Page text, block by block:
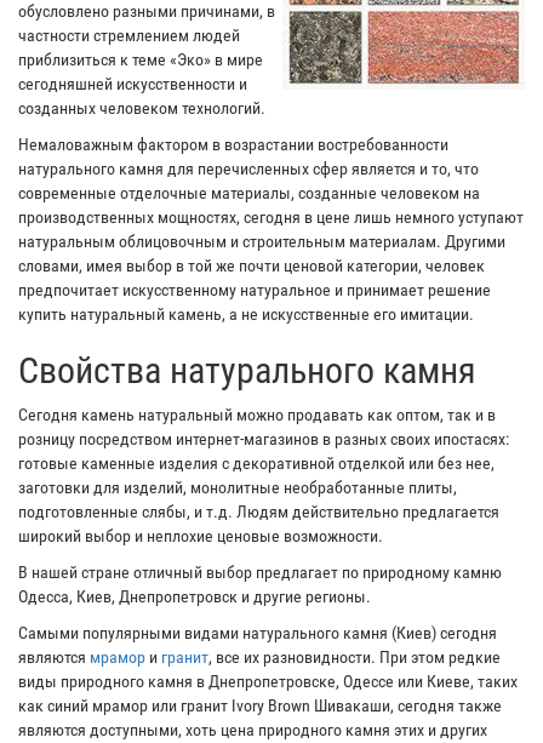
обусловлено разными причинами, в
частности стремлением людей
приблизиться к теме «Эко» в мире
сегодняшней искусственности и
созданных человеком технологий.
Немаловажным фактором в возрастании востребованности
натурального камня для перечисленных сфер является и то, что
современные отделочные материалы, созданные человеком на
производственных мощностях, сегодня в цене лишь немного уступают
натуральным облицовочным и строительным материалам. Другими
словами, имея выбор в той же почти ценовой категории, человек
предпочитает искусственному натуральное и принимает решение
купить натуральный камень, а не искусственные его имитации.
Свойства натурального камня
Сегодня камень натуральный можно продавать как оптом, так и в
розницу посредством интернет-магазинов в разных своих ипостасях:
готовые каменные изделия с декоративной отделкой или без нее,
заготовки для изделий, монолитные необработанные плиты,
подготовленные слябы, и т.д. Людям действительно предлагается
широкий выбор и неплохие ценовые возможности.
В нашей стране отличный выбор предлагает по природному камню
Одесса, Киев, Днепропетровск и другие регионы.
Самыми популярными видами натурального камня (Киев) сегодня
являются мрамор и гранит, все их разновидности. При этом редкие
виды природного камня в Днепропетровске, Одессе или Киеве, таких
как синий мрамор или гранит Ivory Brown Шивакаши, сегодня также
являются доступными, хоть цена природного камня этих и других